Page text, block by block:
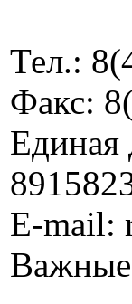
Тел.:
Факс:
Единая
E-mail: